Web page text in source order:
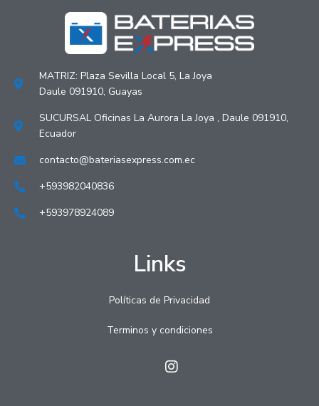
MATRIZ: Plaza Sevilla Local 5, La Joya
Daule 091910, Guayas
SUCURSAL Oficinas La Aurora La Joya , Daule 091910,
Ecuador
contacto@bateriasexpress.com.ec
+593982040836
+593978924089
Links
Políticas de Privacidad
Terminos y condiciones